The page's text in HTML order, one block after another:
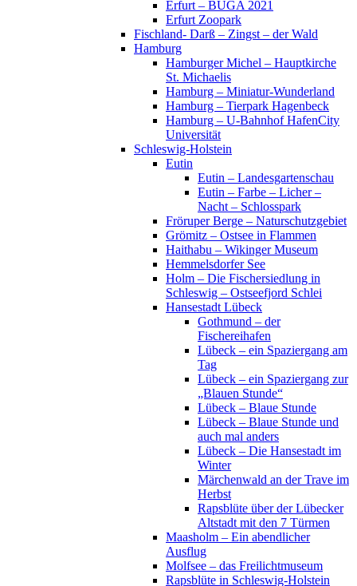
Erfurt – BUGA 2021
Erfurt Zoopark
Fischland- Darß – Zingst – der Wald
Hamburg
Hamburger Michel – Hauptkirche
St. Michaelis
Hamburg – Miniatur-Wunderland
Hamburg – Tierpark Hagenbeck
Hamburg – U-Bahnhof HafenCity
Universität
Schleswig-Holstein
Eutin
Eutin – Landesgartenschau
Eutin – Farbe – Licher –
Nacht – Schlosspark
Fröruper Berge – Naturschutzgebiet
Grömitz – Ostsee in Flammen
Haithabu – Wikinger Museum
Hemmelsdorfer See
Holm – Die Fischersiedlung in
Schleswig – Ostseefjord Schlei
Hansestadt Lübeck
Gothmund – der
Fischereihafen
Lübeck – ein Spaziergang am
Tag
Lübeck – ein Spaziergang zur
„Blauen Stunde“
Lübeck – Blaue Stunde
Lübeck – Blaue Stunde und
auch mal anders
Lübeck – Die Hansestadt im
Winter
Märchenwald an der Trave im
Herbst
Rapsblüte über der Lübecker
Altstadt mit den 7 Türmen
Maasholm – Ein abendlicher
Ausflug
Molfsee – das Freilichtmuseum
Rapsblüte in Schleswig-Holstein